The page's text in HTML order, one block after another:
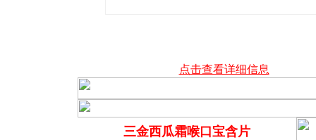
点击查看详细信息
三金西瓜霜喉口宝含片